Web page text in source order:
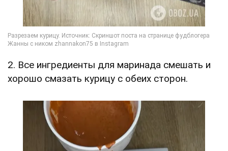
2. Все ингредиенты для маринада смешать и
хорошо смазать курицу с обеих сторон.